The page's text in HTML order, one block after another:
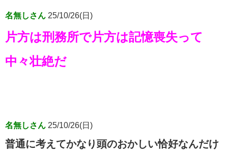
名無しさん 25/10/26(日)
片方は刑務所で片方は記憶喪失って
中々壮絶だ
名無しさん 25/10/26(日)
普通に考えてかなり頭のおかしい恰好なんだけ